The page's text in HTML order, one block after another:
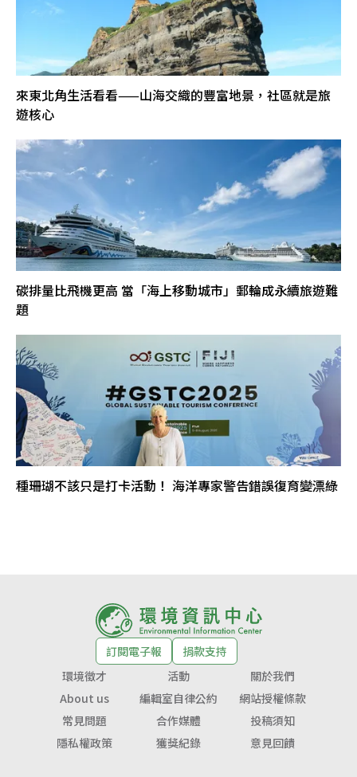
來東北角生活看看——山海交織的豐富地景，社區就是旅
遊核心
碳排量比飛機更高 當「海上移動城市」郵輪成永續旅遊難
題
種珊瑚不該只是打卡活動！ 海洋專家警告錯誤復育變漂綠
訂閱電子報
捐款支持
環境徵才
活動
關於我們
About us
編輯室自律公約
網站授權條款
常見問題
合作媒體
投稿須知
隱私權政策
獲獎紀錄 意見回饋